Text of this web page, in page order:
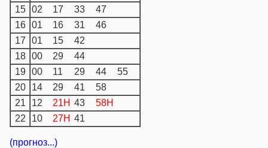
15
02 17 33
47
16
01 16 31
46
17
01 15
42
18
00 29
44
19
00 11 29 44
55
20
14 29 41
58
21
12 21H 43
58H
22
10 27H 41
(прогноз...)